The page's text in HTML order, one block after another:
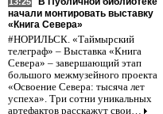
начали монтировать выставку
«Книга Севера»
#НОРИЛЬСК. «Таймырский
телеграф» – Выставка «Книга
Севера» – завершающий этап
большого межмузейного проекта
«Освоение Севера: тысяча лет
успеха». Три сотни уникальных
артефактов расскажут свои…